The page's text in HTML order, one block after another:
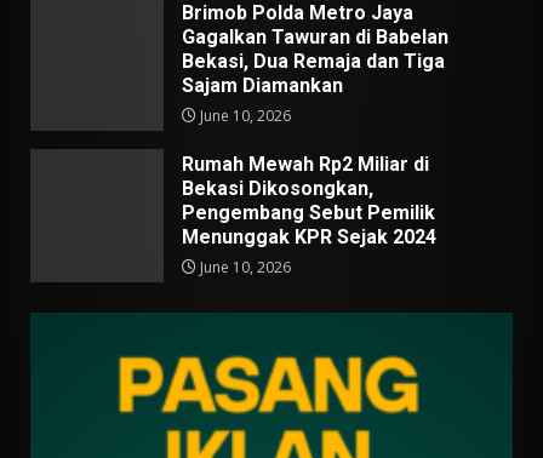
Brimob Polda Metro Jaya
Gagalkan Tawuran di Babelan
Bekasi, Dua Remaja dan Tiga
Sajam Diamankan
June 10, 2026
Rumah Mewah Rp2 Miliar di
Bekasi Dikosongkan,
Pengembang Sebut Pemilik
Menunggak KPR Sejak 2024
June 10, 2026